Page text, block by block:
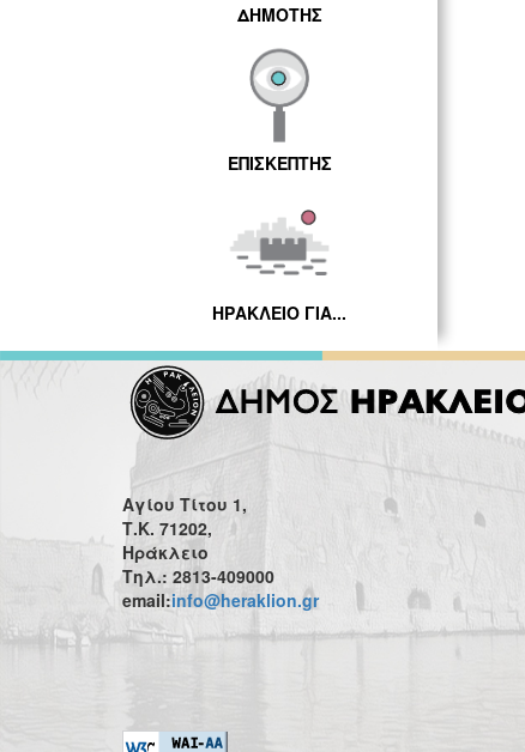
ΔΗΜΟΤΗΣ
ΕΠΙΣΚΕΠΤΗΣ
ΗΡΑΚΛΕΙΟ ΓΙΑ...
Αγίου Τίτου 1,
Τ.Κ. 71202,
Ηράκλειο
Τηλ.: 2813-409000
email:info@heraklion.gr